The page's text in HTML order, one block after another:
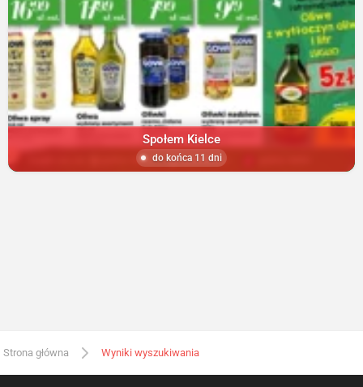
Społem Kielce
do końca 11 dni
Strona główna Wyniki wyszukiwania